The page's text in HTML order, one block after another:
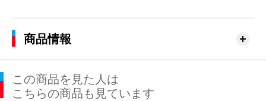
商品情報
この商品を見た人は
こちらの商品も見ています